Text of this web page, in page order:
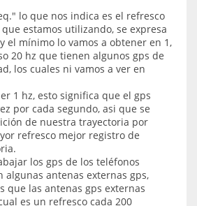
lo que nos indica es el refresco
estamos utilizando, se expresa
el mínimo lo vamos a obtener en 1,
20 hz que tienen algunos gps de
los cuales ni vamos a ver en
1 hz, esto significa que el gps
por cada segundo, asi que se
de nuestra trayectoria por
refresco mejor registro de
los gps de los teléfonos
algunas antenas externas gps,
que las antenas gps externas
es un refresco cada 200